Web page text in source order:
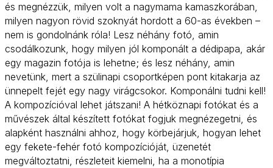
és megnézzük, milyen volt a nagymama kamaszkorában,
milyen nagyon rövid szoknyát hordott a 60-as években –
nem is gondolnánk róla! Lesz néhány fotó, amin
csodálkozunk, hogy milyen jól komponált a dédipapa, akár
egy magazin fotója is lehetne; és lesz néhány, amin
nevetünk, mert a szülinapi csoportképen pont kitakarja az
ünnepelt fejét egy nagy virágcsokor. Komponálni tudni kell!
A kompozícióval lehet játszani! A hétköznapi fotókat és a
művészek által készített fotókat fogjuk megnézegetni, és
alapként használni ahhoz, hogy körbejárjuk, hogyan lehet
egy fekete-fehér fotó kompozícióját, üzenetét
megváltoztatni, részleteit kiemelni, ha a monotípia